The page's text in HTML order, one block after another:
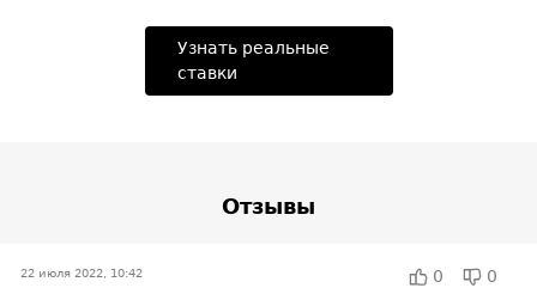
Узнать реальные
ставки
Отзывы
22 июля 2022, 10:42 0 0